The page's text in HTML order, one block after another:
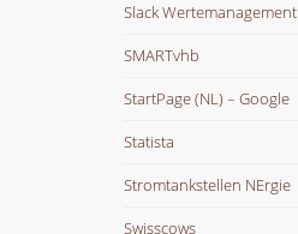
Slack Wertemanagement
SMARTvhb
StartPage (NL) – Google
Statista
Stromtankstellen NErgie
Swisscows